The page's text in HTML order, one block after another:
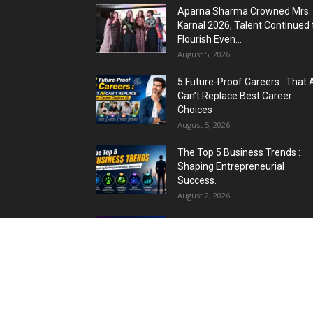
Aparna Sharma Crowned Mrs.
Karnal 2026, Talent Continued
Flourish Even...
August 5, 2026
5 Future-Proof Careers : That
Can’t Replace Best Career
Choices
August 5, 2026
The Top 5 Business Trends :
Shaping Entrepreneurial
Success.
August 2, 2026